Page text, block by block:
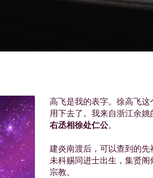
高飞是我的表字。徐高飞
用下去了。我来自浙江余
右丞相徐处仁公。
建炎南渡后，可以查到的
未科赐同进士出生，集贤
宗教。